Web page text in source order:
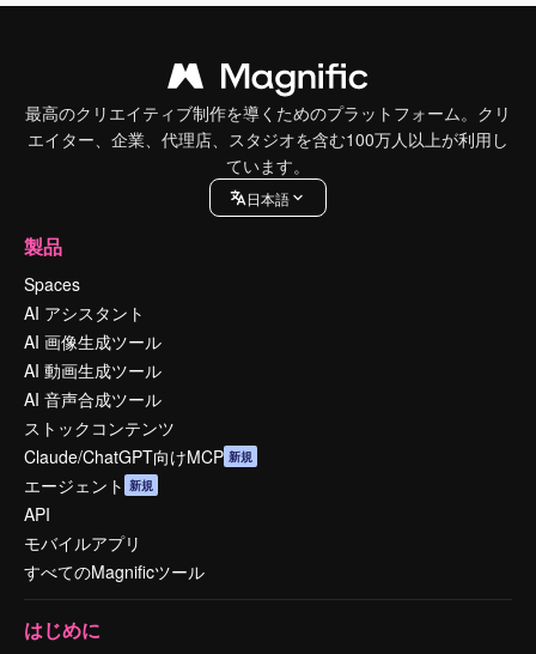
最高のクリエイティブ制作を導くためのプラットフォーム。クリ
エイター、企業、代理店、スタジオを含む100万人以上が利用し
ています。
日本語
製品
Spaces
AI アシスタント
AI 画像生成ツール
AI 動画生成ツール
AI 音声合成ツール
ストックコンテンツ
Claude/ChatGPT向けMCP 新規
エージェント 新規
API
モバイルアプリ
すべてのMagnificツール
はじめに